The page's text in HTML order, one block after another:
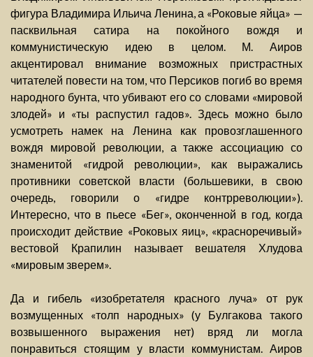
фигура Владимира Ильича Ленина, а «Роковые яйца» —
пасквильная сатира на покойного вождя и
коммунистическую идею в целом. М. Аиров
акцентировал внимание возможных пристрастных
читателей повести на том, что Персиков погиб во время
народного бунта, что убивают его со словами «мировой
злодей» и «ты распустил гадов». Здесь можно было
усмотреть намек на Ленина как провозглашенного
вождя мировой революции, а также ассоциацию со
знаменитой «гидрой революции», как выражались
противники советской власти (большевики, в свою
очередь, говорили о «гидре контрреволюции»).
Интересно, что в пьесе «Бег», оконченной в год, когда
происходит действие «Роковых яиц», «красноречивый»
вестовой Крапилин называет вешателя Хлудова
«мировым зверем».
Да и гибель «изобретателя красного луча» от рук
возмущенных «толп народных» (у Булгакова такого
возвышенного выражения нет) вряд ли могла
понравиться стоящим у власти коммунистам. Аиров